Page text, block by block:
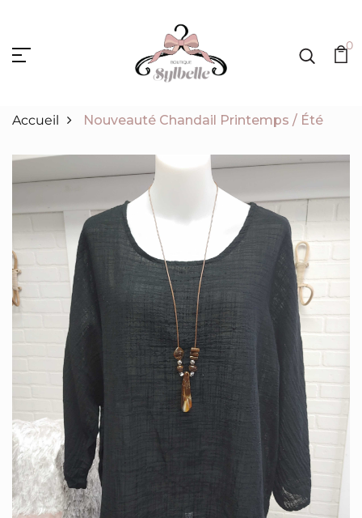
0
Accueil Nouveauté Chandail Printemps / Été